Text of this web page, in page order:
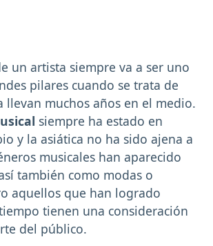
un artista siempre va a ser uno
pilares cuando se trata de
llevan muchos años en el medio.
siempre ha estado en
y la asiática no ha sido ajena a
musicales han aparecido
también como modas o
aquellos que han logrado
tienen una consideración
del público.